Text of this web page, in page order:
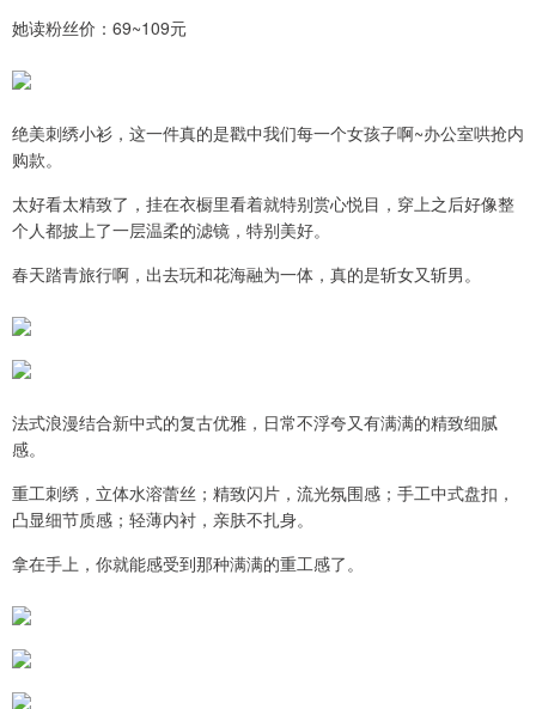
她读粉丝价：69~109元
绝美刺绣小衫，这一件真的是戳中我们每一个女孩子啊~办公室哄抢内
购款。
太好看太精致了，挂在衣橱里看着就特别赏心悦目，穿上之后好像整
个人都披上了一层温柔的滤镜，特别美好。
春天踏青旅行啊，出去玩和花海融为一体，真的是斩女又斩男。
法式浪漫结合新中式的复古优雅，日常不浮夸又有满满的精致细腻
感。
重工刺绣，立体水溶蕾丝；精致闪片，流光氛围感；手工中式盘扣，
凸显细节质感；轻薄内衬，亲肤不扎身。
拿在手上，你就能感受到那种满满的重工感了。